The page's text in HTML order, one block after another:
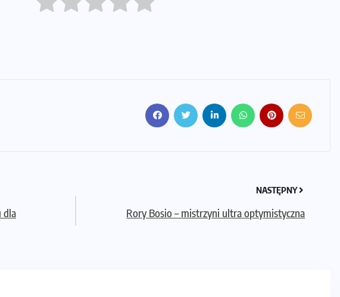
dla
NASTĘPNY
Rory Bosio – mistrzyni ultra optymistyczna